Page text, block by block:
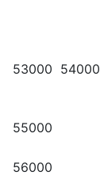
53000 54000
55000
56000